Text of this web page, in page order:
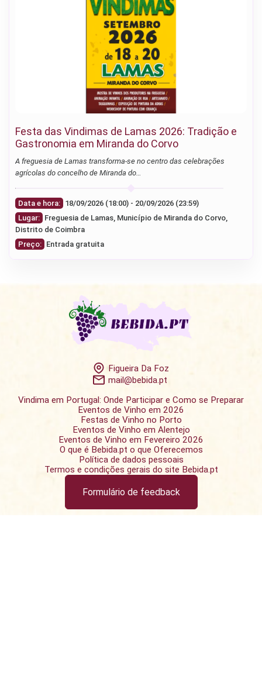
Festa das Vindimas de Lamas 2026: Tradição e
Gastronomia em Miranda do Corvo
A freguesia de Lamas transforma-se no centro das celebrações
agrícolas do concelho de Miranda do…
Data e hora:
18/09/2026 (18:00) - 20/09/2026 (23:59)
Lugar: Freguesia de Lamas, Município de Miranda do Corvo,
Distrito de Coimbra
Preço: Entrada gratuita
Figueira Da Foz
mail@bebida.pt
Vindima em Portugal: Onde Participar e Como se Preparar
Eventos de Vinho em 2026
Festas de Vinho no Porto
Eventos de Vinho em Alentejo
Eventos de Vinho em Fevereiro 2026
O que é Bebida.pt o que Oferecemos
Política de dados pessoais
Termos e condições gerais do site Bebida.pt
Formulário de feedback